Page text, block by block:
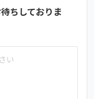
ちしておりま